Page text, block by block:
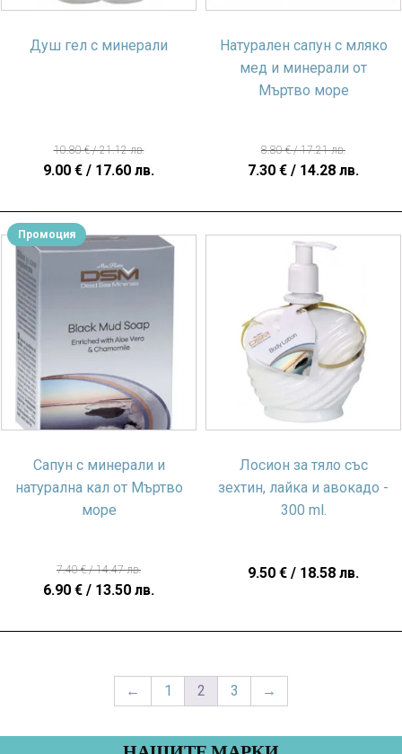
Душ гел с минерали
10.80€/ 21.12 лв.
Original
was:
10.80 €
21.12 лв..
9.00 € / 17.60 лв.
е:
9.00 €
Натурален сапун с мляко
мед и минерали от
Мъртво море
8.80€/ 17.21 лв.
Original
was:
8.80 €
7.30 € / 14.28 лв.
е:
7.30 €
Промоция
Сапун с минерали и
натурална кал от Мъртво
море
7.40€/ 14.47 лв.
Original
was:
6.90 € / 13.50 лв.
е:
/
13.50 лв..
Лосион за тяло със
зехтин, лайка и авокадо -
300 ml.
9.50 € / 18.58 лв.
← 1 2 3 →